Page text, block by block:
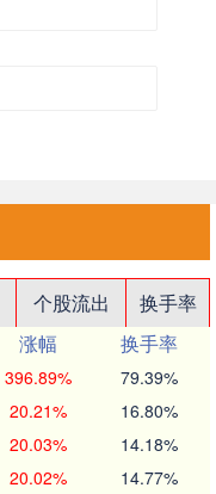
个股流出
换手率
涨幅
换手率
396.89% 79.39%
20.21% 16.80%
20.03% 14.18%
20.02% 14.77%